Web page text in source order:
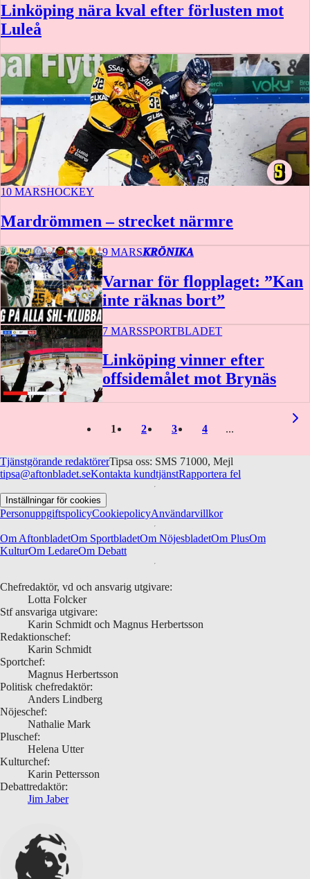
Linköping nära kval efter förlusten mot
Luleå
10 MARSHOCKEY
Mardrömmen – strecket närmre
9 MARSKRÖNIKA
Varnar för flopplaget: ”Kan
inte räknas bort”
7 MARSSPORTBLADET
Linköping vinner efter
offsidemålet mot Brynäs
1 2 3 4
Tjänstgörande redaktörerTipsa oss: SMS 71000, Mejl
tipsa@aftonbladet.seKontakta kundtjänstRapportera fel
Inställningar för cookies
PersonuppgiftspolicyCookiepolicyAnvändarvillkor
Om AftonbladetOm SportbladetOm NöjesbladetOm PlusOm
KulturOm LedareOm Debatt
Chefredaktör, vd och ansvarig utgivare:
Lotta Folcker
Stf ansvariga utgivare:
Karin Schmidt och Magnus Herbertsson
Redaktionschef:
Karin Schmidt
Sportchef:
Magnus Herbertsson
Politisk chefredaktör:
Anders Lindberg
Nöjeschef:
Nathalie Mark
Pluschef:
Helena Utter
Kulturchef:
Karin Pettersson
Debattredaktör:
Jim Jaber